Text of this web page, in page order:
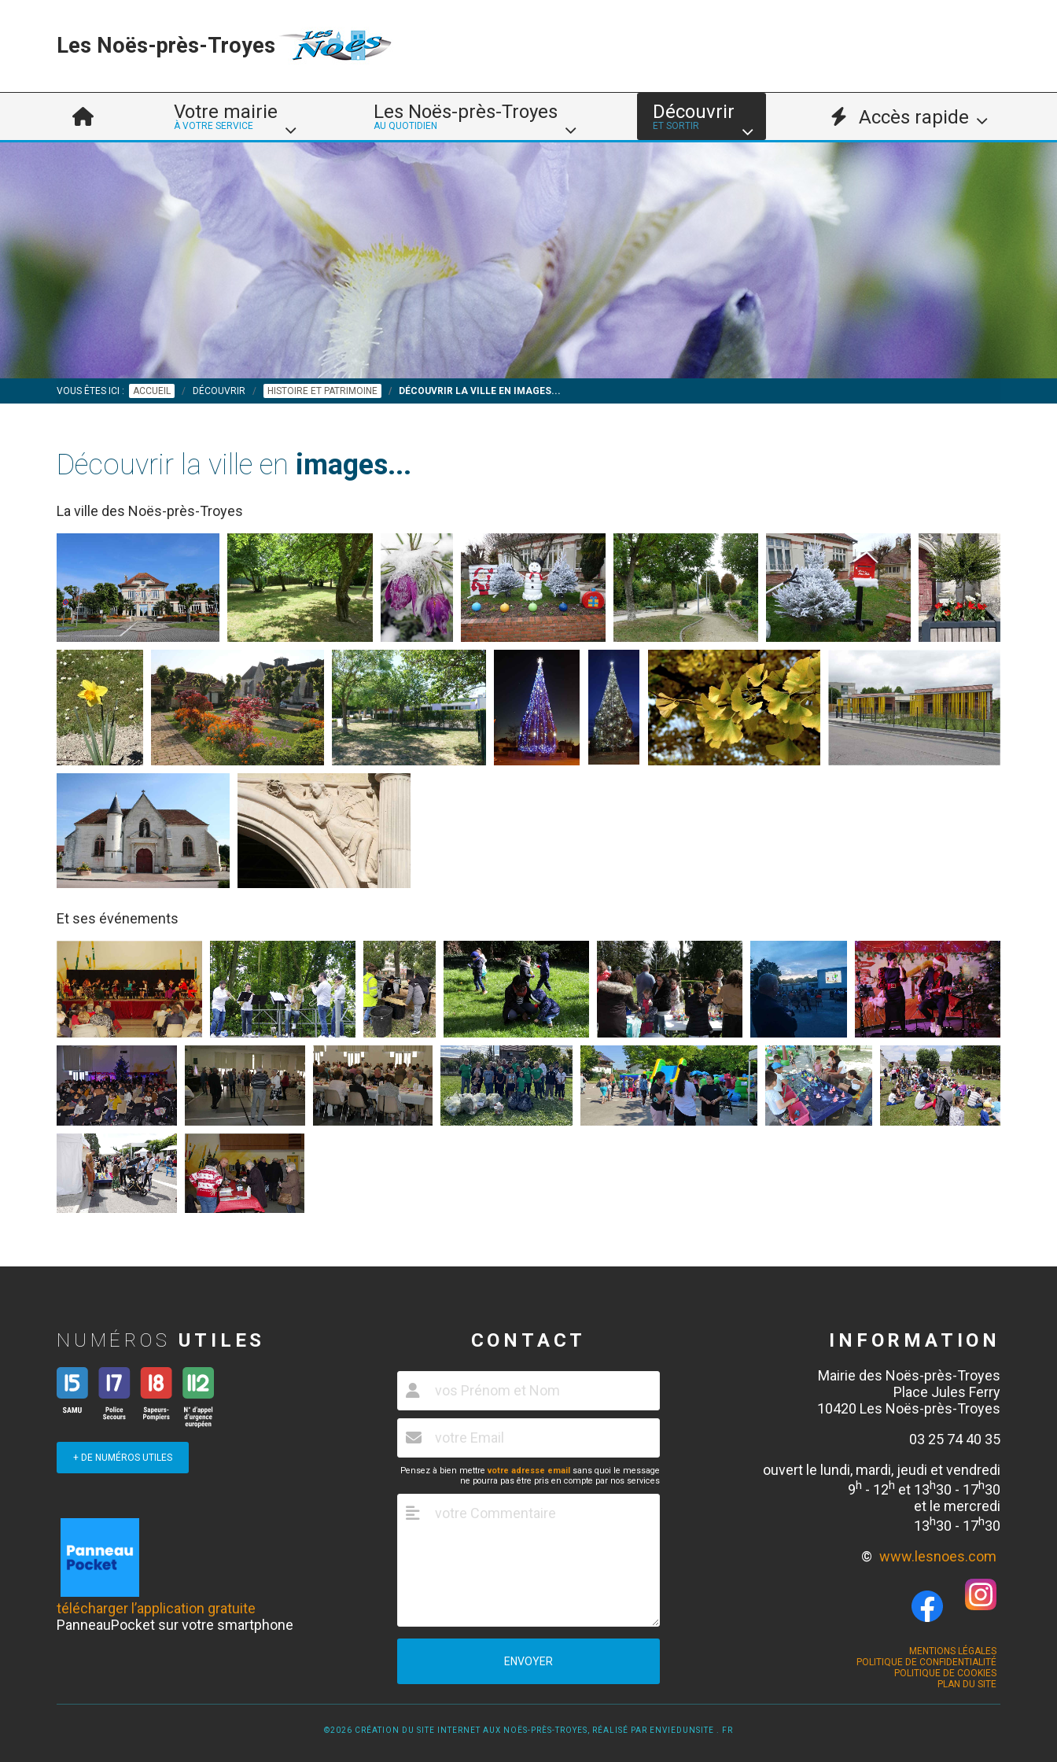
Les Noës-près-Troyes
Votre mairie
À VOTRE SERVICE
Les Noës-près-Troyes
AU QUOTIDIEN
Découvrir
ET SORTIR Accès rapide
VOUS ÊTES ICI : ACCUEIL DÉCOUVRIR HISTOIRE ET PATRIMOINE DÉCOUVRIR LA VILLE EN IMAGES...
Découvrir la ville en images...
La ville des Noës-près-Troyes
Et ses événements
NUMÉROS UTILES
+ DE NUMÉROS UTILES
télécharger l’application gratuite
PanneauPocket sur votre smartphone
CONTACT
Pensez à bien mettrevotre adresse email sans quoi le message
ne pourra pas être pris en compte par nos services
ENVOYER
INFORMATION
Mairie des Noës-près-Troyes
Place Jules Ferry
10420 Les Noës-près-Troyes
03 25 74 40 35
ouvert le lundi, mardi, jeudi et vendredi
9h - 12h et 13h30 - 17h30
et le mercredi
13h30 - 17h30
© www.lesnoes.com
MENTIONS LÉGALES
POLITIQUE DE CONFIDENTIALITÉ
POLITIQUE DE COOKIES
PLAN DU SITE
©2026 CRÉATION DU SITE INTERNET AUX NOËS-PRÈS-TROYES, RÉALISÉ PAR ENVIEDUNSITE . FR